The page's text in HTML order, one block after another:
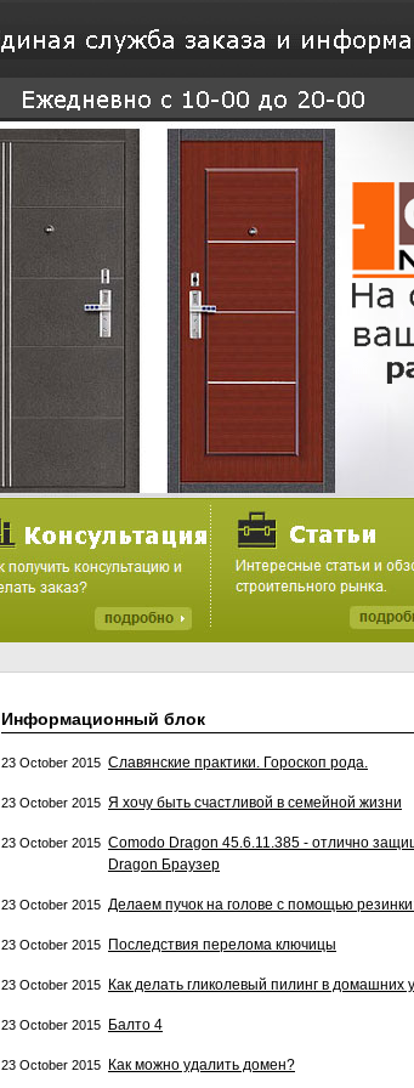
Информационный блок
23 October 2015 Славянские практики. Гороскоп рода.
23 October 2015 Я хочу быть счастливой в семейной жизни
23 October 2015 Comodo Dragon 45.6.11.385 - отлично
Dragon Браузер
23 October 2015 Делаем пучок на голове с помощью
23 October 2015 Последствия перелома ключицы
23 October 2015 Как делать гликолевый пилинг в домашних
23 October 2015 Балто 4
23 October 2015 Как можно удалить домен?